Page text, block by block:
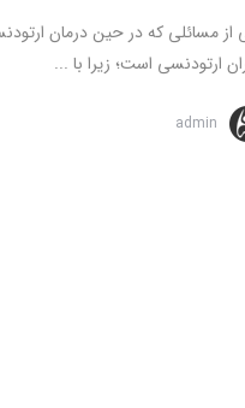
از مسائلی که در حین درمان
ارتودنسی است؛ زیرا با ...
admin